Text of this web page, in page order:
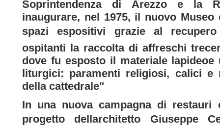
Soprintendenza di Arezzo e la
inaugurare, nel 1975, il nuovo
spazi espositivi grazie al
ospitanti la raccolta di affreschi
dove fu esposto il materiale
liturgici: paramenti religiosi, calici
della cattedrale"
In una nuova campagna di restauri
progetto dellarchitetto Giuseppe